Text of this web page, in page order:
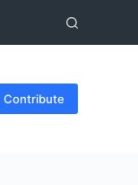
Contribute